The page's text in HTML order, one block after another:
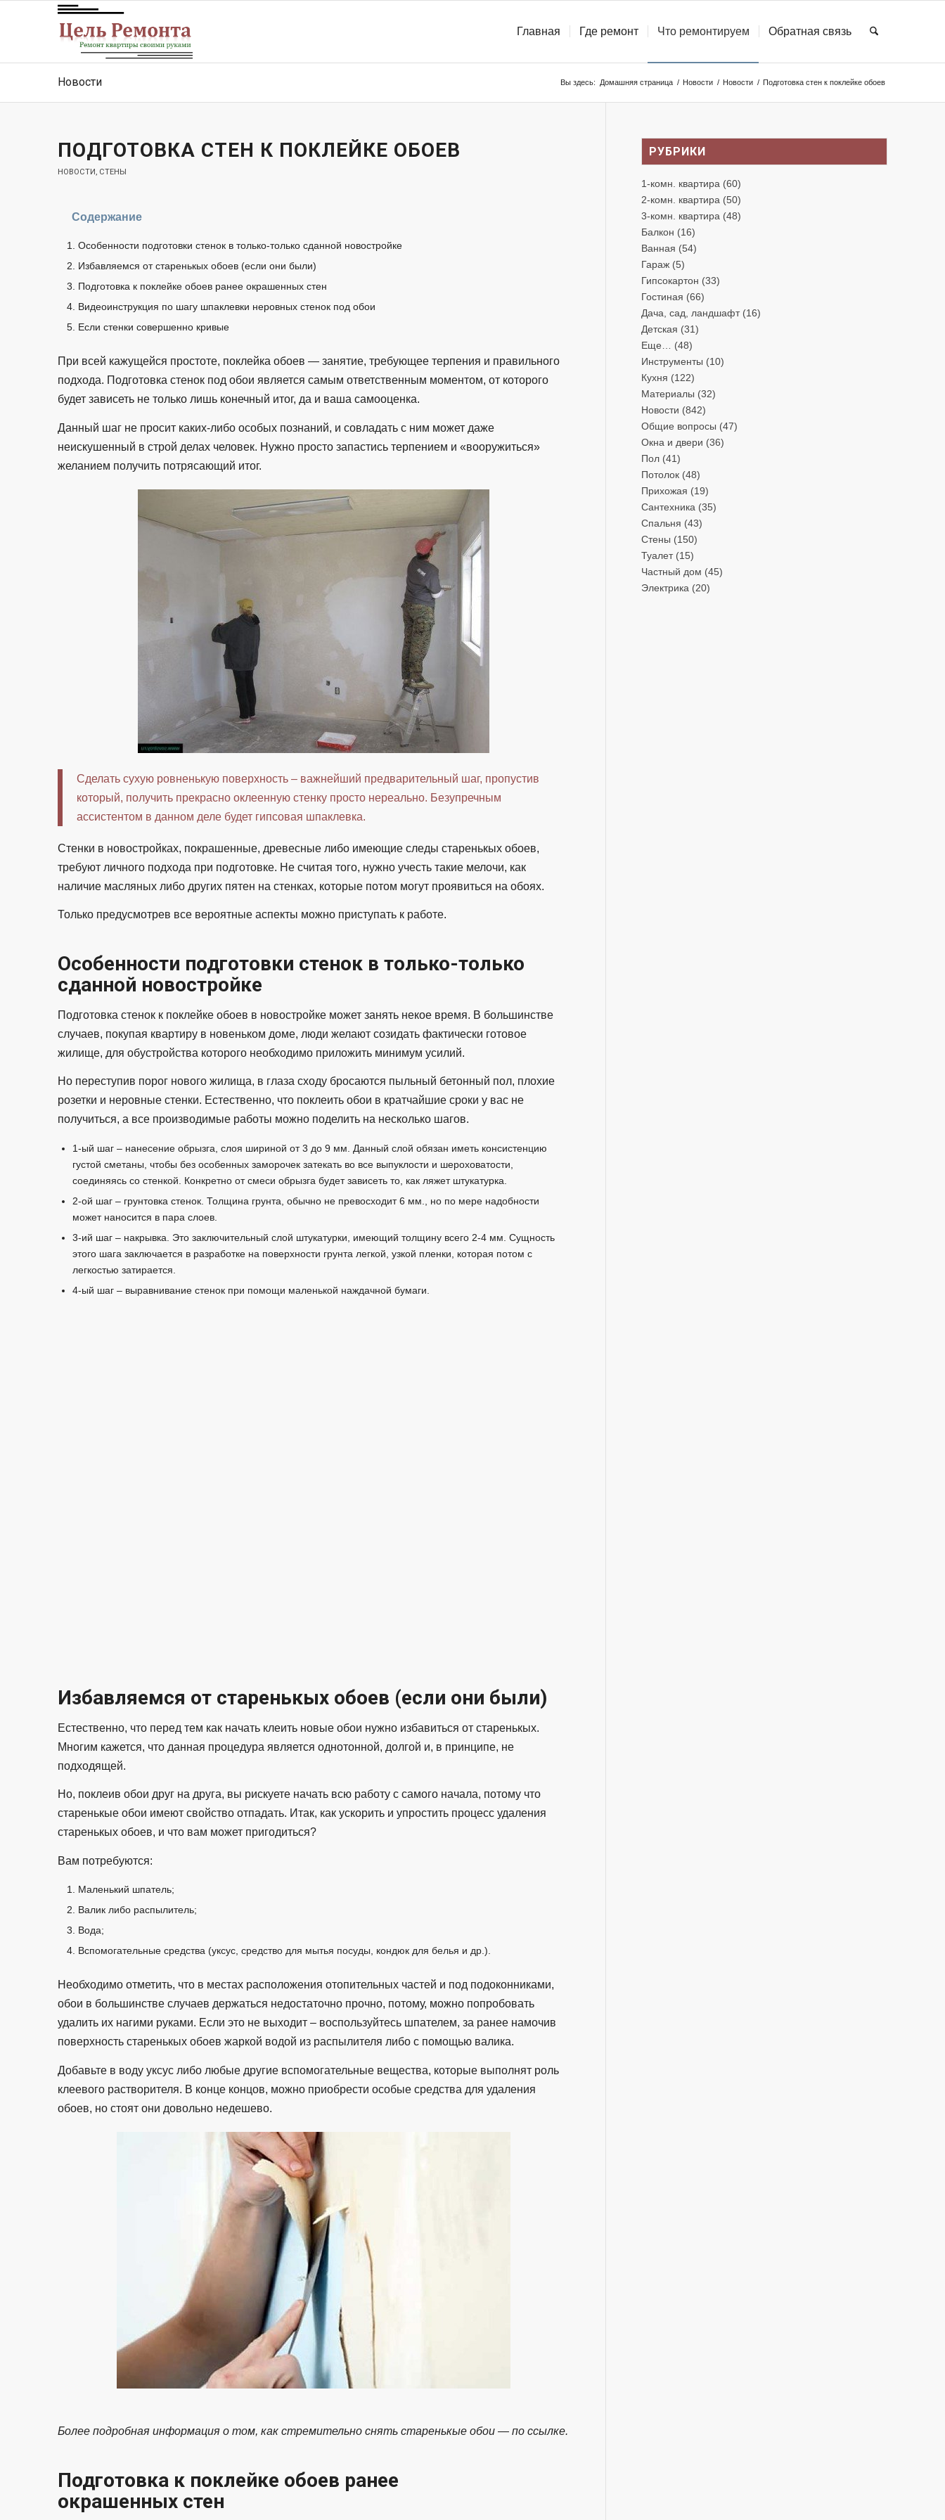
Главная Где ремонт Что ремонтируем Обратная связь
Новости Вы здесь: Домашняя страница / Новости / Новости / Подготовка стен к поклейке обоев
ПОДГОТОВКА СТЕН К ПОКЛЕЙКЕ ОБОЕВ
НОВОСТИ, СТЕНЫ
Содержание
Особенности подготовки стенок в только-только сданной новостройке
Избавляемся от старенькых обоев (если они были)
Подготовка к поклейке обоев ранее окрашенных стен
Видеоинструкция по шагу шпаклевки неровных стенок под обои
Если стенки совершенно кривые
При всей кажущейся простоте, поклейка обоев — занятие, требующее терпения и правильного
подхода. Подготовка стенок под обои является самым ответственным моментом, от которого
будет зависеть не только лишь конечный итог, да и ваша самооценка.
Данный шаг не просит каких-либо особых познаний, и совладать с ним может даже
неискушенный в строй делах человек. Нужно просто запастись терпением и «вооружиться»
желанием получить потрясающий итог.
Сделать сухую ровненькую поверхность – важнейший предварительный шаг, пропустив
который, получить прекрасно оклеенную стенку просто нереально. Безупречным
ассистентом в данном деле будет гипсовая шпаклевка.
Стенки в новостройках, покрашенные, древесные либо имеющие следы старенькых обоев,
требуют личного подхода при подготовке. Не считая того, нужно учесть такие мелочи, как
наличие масляных либо других пятен на стенках, которые потом могут проявиться на обоях.
Только предусмотрев все вероятные аспекты можно приступать к работе.
Особенности подготовки стенок в только-только
сданной новостройке
Подготовка стенок к поклейке обоев в новостройке может занять некое время. В большинстве
случаев, покупая квартиру в новеньком доме, люди желают созидать фактически готовое
жилище, для обустройства которого необходимо приложить минимум усилий.
Но переступив порог нового жилища, в глаза сходу бросаются пыльный бетонный пол, плохие
розетки и неровные стенки. Естественно, что поклеить обои в кратчайшие сроки у вас не
получиться, а все производимые работы можно поделить на несколько шагов.
1-ый шаг – нанесение обрызга, слоя шириной от 3 до 9 мм. Данный слой обязан иметь консистенцию
густой сметаны, чтобы без особенных заморочек затекать во все выпуклости и шероховатости,
соединяясь со стенкой. Конкретно от смеси обрызга будет зависеть то, как ляжет штукатурка.
2-ой шаг – грунтовка стенок. Толщина грунта, обычно не превосходит 6 мм., но по мере надобности
может наносится в пара слоев.
3-ий шаг – накрывка. Это заключительный слой штукатурки, имеющий толщину всего 2-4 мм. Сущность
этого шага заключается в разработке на поверхности грунта легкой, узкой пленки, которая потом с
легкостью затирается.
4-ый шаг – выравнивание стенок при помощи маленькой наждачной бумаги.
Избавляемся от старенькых обоев (если они были)
Естественно, что перед тем как начать клеить новые обои нужно избавиться от старенькых.
Многим кажется, что данная процедура является однотонной, долгой и, в принципе, не
подходящей.
Но, поклеив обои друг на друга, вы рискуете начать всю работу с самого начала, потому что
старенькые обои имеют свойство отпадать. Итак, как ускорить и упростить процесс удаления
старенькых обоев, и что вам может пригодиться?
Вам потребуются:
Маленький шпатель;
Валик либо распылитель;
Вода;
Вспомогательные средства (уксус, средство для мытья посуды, кондюк для белья и др.).
Необходимо отметить, что в местах расположения отопительных частей и под подоконниками,
обои в большинстве случаев держаться недостаточно прочно, потому, можно попробовать
удалить их нагими руками. Если это не выходит – воспользуйтесь шпателем, за ранее намочив
поверхность старенькых обоев жаркой водой из распылителя либо с помощью валика.
Добавьте в воду уксус либо любые другие вспомогательные вещества, которые выполнят роль
клеевого растворителя. В конце концов, можно приобрести особые средства для удаления
обоев, но стоят они довольно недешево.
Более подробная информация о том, как стремительно снять старенькые обои — по ссылке.
Подготовка к поклейке обоев ранее
окрашенных стен
РУБРИКИ
1-комн. квартира (60)
2-комн. квартира (50)
3-комн. квартира (48)
Балкон (16)
Ванная (54)
Гараж(5)
Гипсокартон (33)
Гостиная (66)
Дача, сад, ландшафт(16)
Детская (31)
Еще…
(48)
Инструменты (10)
Кухня (122)
Материалы (32)
Новости (842)
Общие вопросы (47)
Окна и двери (36)
Пол(41)
Потолок(48)
Прихожая (19)
Сантехника (35)
Спальня (43)
Стены (150)
Туалет(15)
Частный дом (45)
Электрика (20)